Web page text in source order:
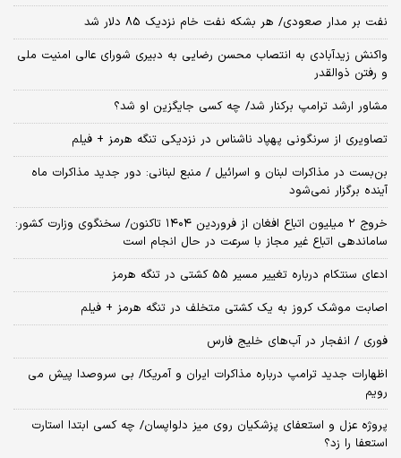
نفت بر مدار صعودی/ هر بشکه نفت خام نزدیک 85 دلار شد
واکنش زیدآبادی به انتصاب محسن رضایی به دبیری شورای عالی امنیت ملی
و رفتن ذوالقدر
مشاور ارشد ترامپ برکنار شد/ چه کسی جایگزین او شد؟
تصاویری از سرنگونی پهپاد ناشناس در نزدیکی تنگه هرمز + فیلم
بن‌بست در مذاکرات لبنان و اسرائیل / منبع لبنانی: دور جدید مذاکرات ماه
آینده برگزار نمی‌شود
خروج ۲ میلیون اتباع افغان از فروردین ۱۴۰۴ تاکنون/ سخنگوی وزارت کشور:
ساماندهی اتباع غیر مجاز با سرعت در حال انجام است
ادعای سنتکام درباره تغییر مسیر 55 کشتی در تنگه هرمز
اصابت موشک کروز به یک کشتی متخلف در تنگه هرمز + فیلم
فوری / انفجار در آب‌های خلیج فارس
اظهارات جدید ترامپ درباره مذاکرات ایران و آمریکا/ بی سروصدا پیش می
رویم
پروژه عزل و استعفای پزشکیان روی میز دلواپسان/ چه کسی ابتدا استارت
استعفا را زد؟